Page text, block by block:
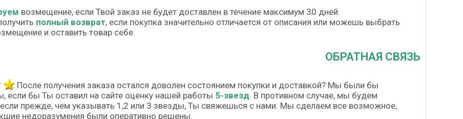
возмещение, если Твой заказ не будет доставлен в течение максимум 30 дней.
полный возврат, если покупка значительно отличается от описания или можешь выбрать
и оставить товар себе.
ОБРАТНАЯ СВЯЗЬ
После получения заказа остался доволен состоянием покупки и доставкой? Мы были бы
если бы Ты оставил на сайте оценку нашей работы 5-звезд. В противном случае, мы будем
прежде, чем указывать 1,2 или 3 звезды, Ты свяжешься с нами. Мы сделаем все возможное,
недоразумения были оперативно решены.